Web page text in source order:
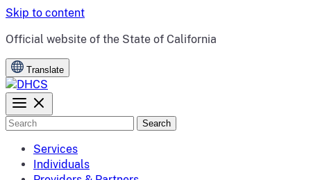
Skip to content
CA.gov
Official website of the State of California
Translate
Search
Services
Individuals